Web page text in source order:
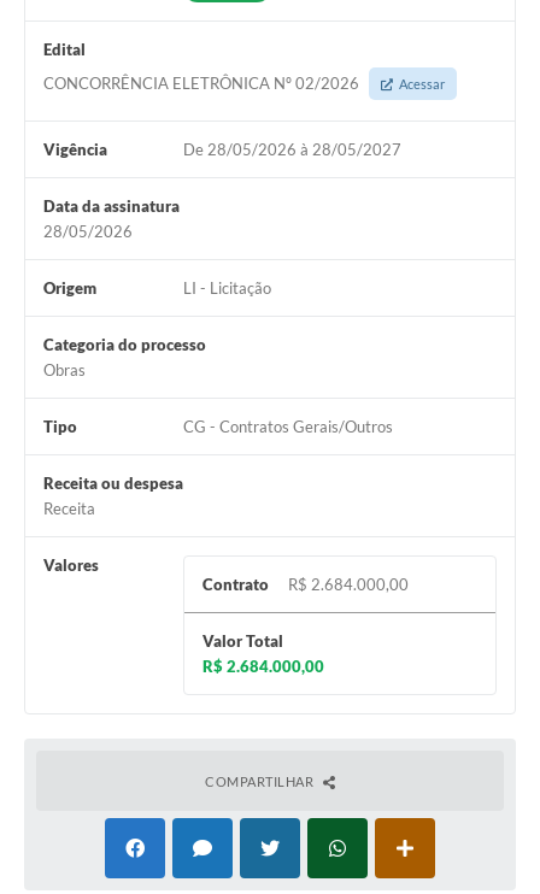
Editais
Serviços Online
Telefones Úteis
Enquete
Jornal
Diário Oficial
Contato
Edital
CONCORRÊNCIA ELETRÔNICA Nº 02/2026
Acessar
Vigência De 28/05/2026 à 28/05/2027
Data da assinatura
28/05/2026
Origem LI - Licitação
Categoria do processo
Obras
Tipo CG - Contratos Gerais/Outros
Receita ou despesa
Receita
Valores
Contrato
R$ 2.684.000,00
Valor Total
R$ 2.684.000,00
COMPARTILHAR